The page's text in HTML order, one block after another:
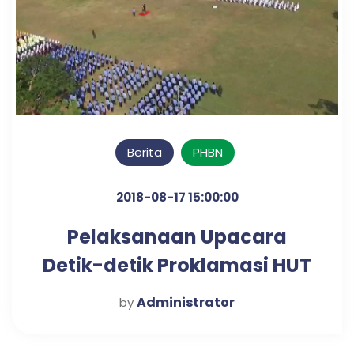
Berita PHBN
2018-08-17 15:00:00
Pelaksanaan Upacara
Detik-detik Proklamasi HUT
RI ke-73 di Kecamatan
byAdministrator